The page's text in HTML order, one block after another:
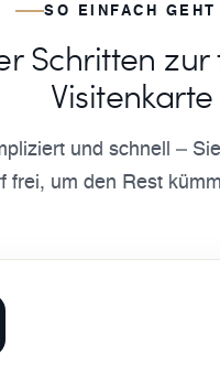
SO EINFACH GEHT
Schritten
Visitenkarte
und schnell –
frei, um den Rest